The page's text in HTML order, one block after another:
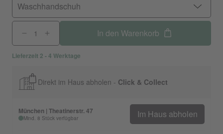
Waschhandschuh
In den Warenkorb
Lieferzeit 2 - 4 Werktage
Direkt im Haus abholen - Click & Collect
München | Theatinerstr. 47
Mind. 8 Stück verfügbar Im Haus abholen